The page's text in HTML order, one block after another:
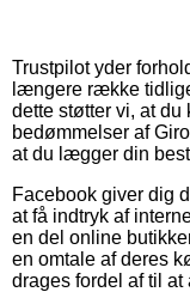
Trustpilot yder
længere række
dette støtter vi, at
bedømmelser af
at du lægger din
Facebook giver dig
at få indtryk af
en del online
en omtale af deres
drages fordel af til